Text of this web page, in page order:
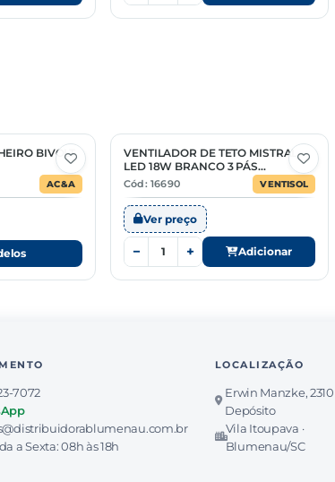
BIVOLT
AC&A
VENTILADOR DE TETO MISTRAL
LED 18W BRANCO 3 PÁS
INJETADAS BRANCA INVERTER
BIVOLT COM CONTROLE REMOTO
Cód: 16690 VENTISOL
Ver preço
− + Adicionar
7072
a Sexta: 08h às 18h
LOCALIZAÇÃO
Erwin Manzke,
Depósito
Vila Itoupava ·
Blumenau/SC